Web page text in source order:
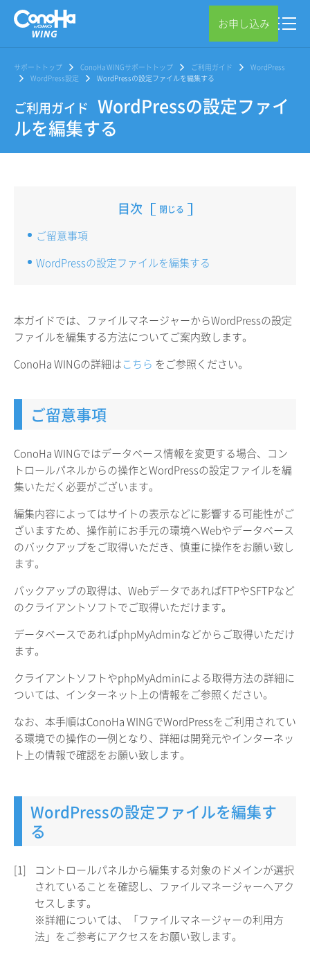
お申し込み
サポートトップ ConoHa WINGサポートトップ ご利用ガイド
WordPress
WordPress設定
WordPressの設定ファイルを編集する
ご利用ガイド WordPressの設定ファイ
ルを編集する
目次 閉じる
ご留意事項
WordPressの設定ファイルを編集する
本ガイドでは、ファイルマネージャーからWordPressの設定
ファイルを編集する方法についてご案内致します。
ConoHa WINGの詳細はこちら をご参照ください。
ご留意事項
ConoHa WINGではデータベース情報を変更する場合、コン
トロールパネルからの操作とWordPressの設定ファイルを編
集いただく必要がございます。
編集内容によってはサイトの表示などに影響する可能性がご
ざいますため、操作前にお手元の環境へWebやデータベース
のバックアップをご取得いただき、慎重に操作をお願い致し
ます。
バックアップの取得は、WebデータであればFTPやSFTPなど
のクライアントソフトでご取得いただけます。
データベースであればphpMyAdminなどからご取得いただけ
ます。
クライアントソフトやphpMyAdminによる取得方法の詳細に
ついては、インターネット上の情報をご参照ください。
なお、本手順はConoHa WINGでWordPressをご利用されてい
る環境での操作の一例となり、詳細は開発元やインターネッ
ト上の情報で確認をお願い致します。
WordPressの設定ファイルを編集す
る
[1]
コントロールパネルから編集する対象のドメインが選択
されていることを確認し、ファイルマネージャーへアク
セスします。
※詳細については、「ファイルマネージャーの利用方
法」をご参考にアクセスをお願い致します。